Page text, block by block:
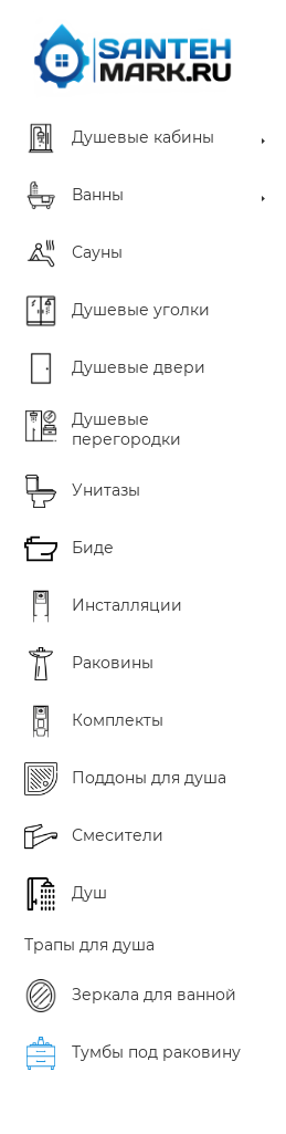
Душевые кабины
Ванны
Сауны
Душевые уголки
Душевые двери
Душевые
перегородки
Унитазы
Биде
Инсталляции
Раковины
Комплекты
Поддоны для душа
Смесители
Душ
Трапы для душа
Зеркала для ванной
Тумбы под раковину